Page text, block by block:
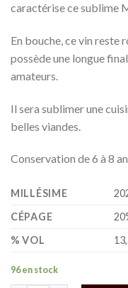
caractérise ce sublime
En bouche, ce vin reste
possède une longue
amateurs.
Il sera sublimer une
belles viandes.
Conservation de 6 à 8
MILLÉSIME
CÉPAGE
% VOL
96 en stock